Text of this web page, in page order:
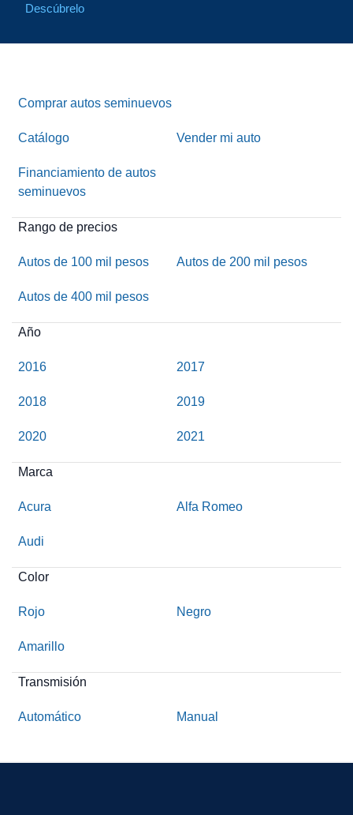
Descúbrelo
Comprar autos seminuevos
Catálogo Vender mi auto
Financiamiento de autos
seminuevos
Rango de precios
Autos de 100 mil pesos Autos de 200 mil pesos
Autos de 400 mil pesos
Año
2016 2017
2018 2019
2020 2021
Marca
Acura Alfa Romeo
Audi
Color
Rojo Negro
Amarillo
Transmisión
Automático Manual